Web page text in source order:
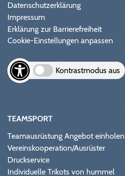
Datenschutzerklärung
Impressum
Erklärung zur Barrierefreiheit
Cookie-Einstellungen anpassen
Kontrastmodus aus
TEAMSPORT
Teamausrüstung Angebot einholen
Vereinskooperation/Ausrüster
Druckservice
Individuelle Trikots von hummel